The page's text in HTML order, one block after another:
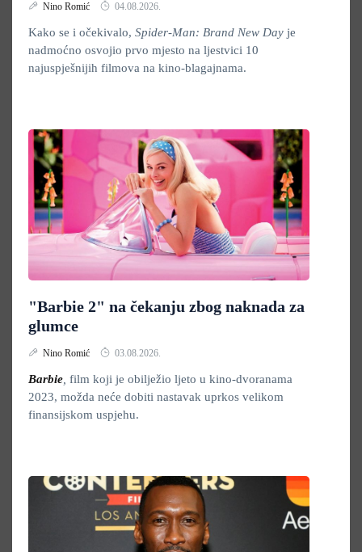
Nino Romić 04.08.2026.
Kako se i očekivalo, Spider-Man: Brand New Day je
nadmoćno osvojio prvo mjesto na ljestvici 10
najuspješnijih filmova na kino-blagajnama.
"Barbie 2" na čekanju zbog naknada za
glumce
Nino Romić 03.08.2026.
Barbie film koji je obilježio ljeto u kino-dvoranama
2023, možda neće dobiti nastavak uprkos velikom
finansijskom uspjehu.